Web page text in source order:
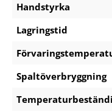
Handstyrka
Lagringstid
Spaltöverbryggning